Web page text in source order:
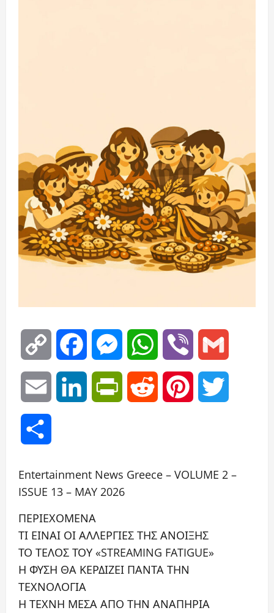
Copy
Link
Facebook MessengerWhatsAppViber
Email LinkedIn PrintFriendly
Reddit Pinterest
Entertainment News Greece – VOLUME 2 –
ISSUE 13 – MAY 2026
ΠΕΡΙΕΧΟΜΕΝΑ
ΤΙ ΕΙΝΑΙ ΟΙ ΑΛΛΕΡΓΙΕΣ ΤΗΣ ΑΝΟΙΞΗΣ
ΤΟ ΤΕΛΟΣ ΤΟΥ «STREAMING FATIGUE»
Η ΦΥΣΗ ΘΑ ΚΕΡΔΙΖΕΙ ΠΑΝΤΑ ΤΗΝ
ΤΕΧΝΟΛΟΓΙΑ
Η ΤΕΧΝΗ ΜΕΣΑ ΑΠΟ ΤΗΝ ΑΝΑΠΗΡΙΑ